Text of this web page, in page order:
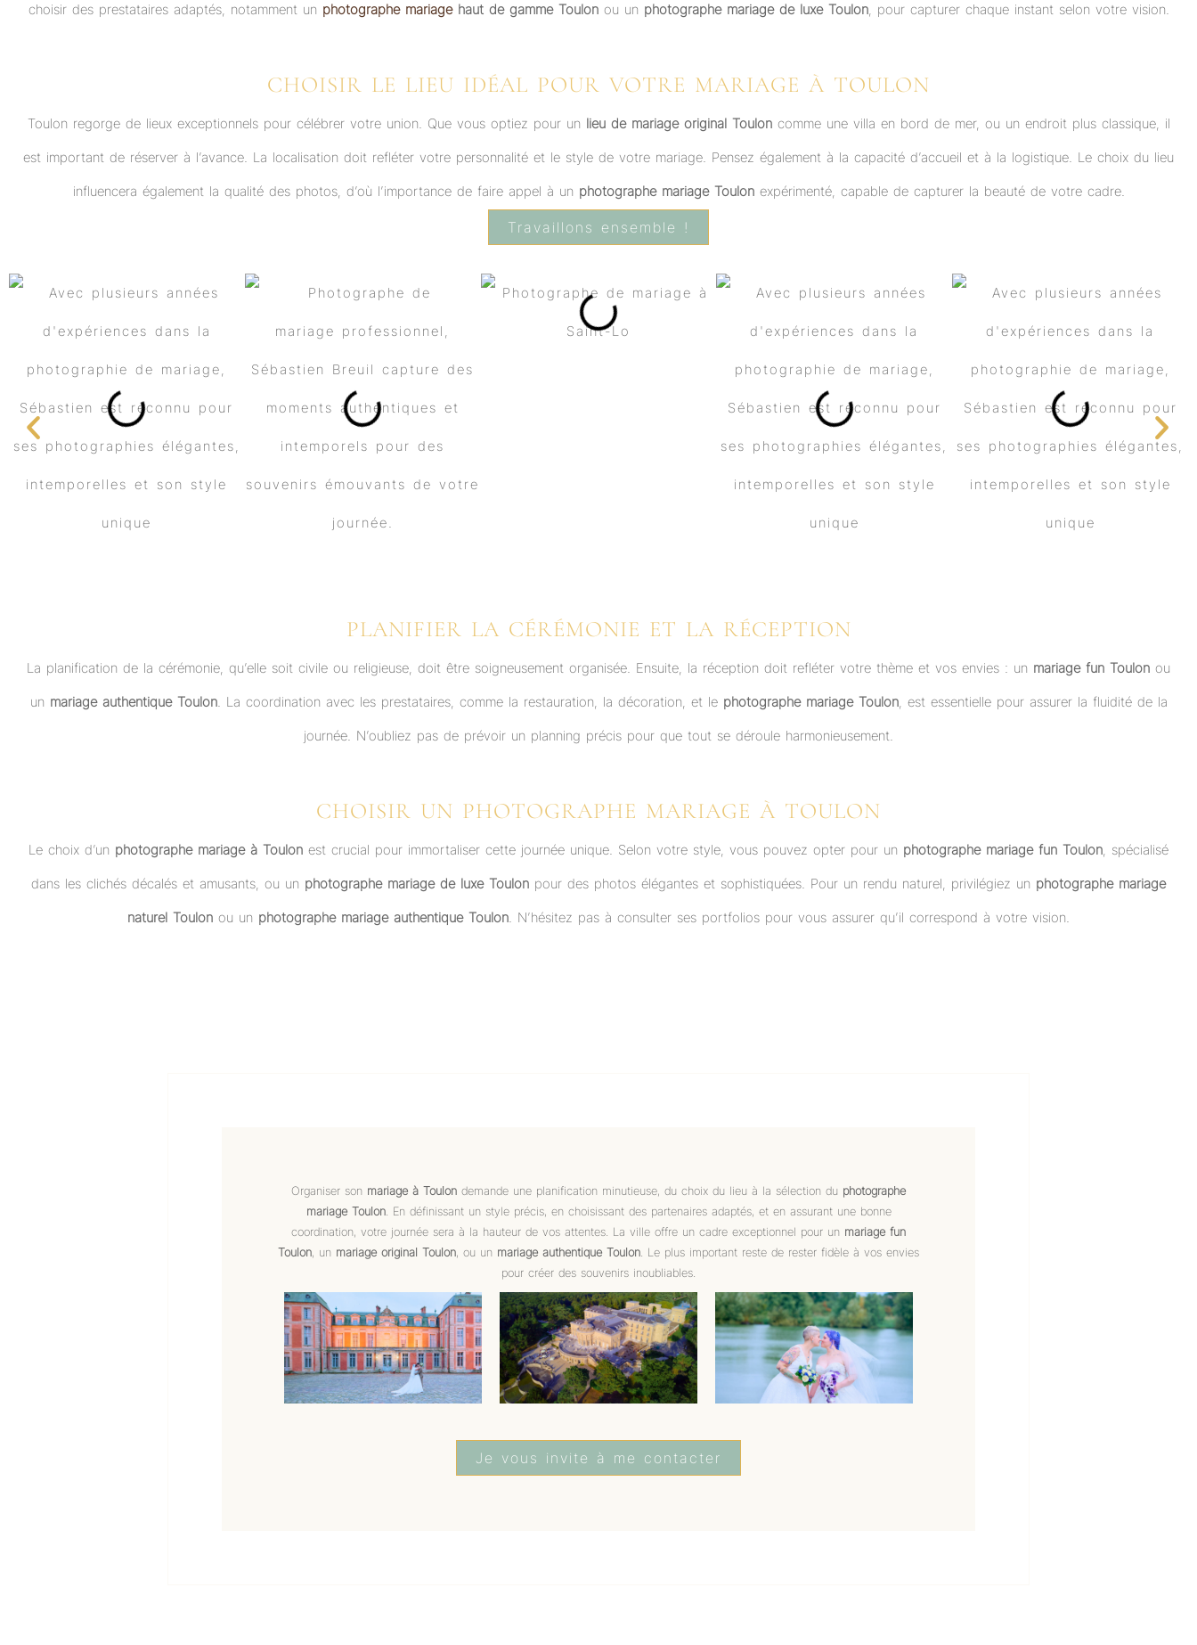
choisir des prestataires adaptés, notamment un photographe mariagehaut de gamme Toulonou un photographe mariage de luxe Toulon, pour capturer chaque instant selon votre vision.
CHOISIR LE LIEU IDÉAL POUR VOTRE MARIAGE À TOULON
Toulon regorge de lieux exceptionnels pour célébrer votre union. Que vous optiez pour un lieu de mariage original Touloncomme une villa en bord de mer, ou un endroit plus classique, il
est important de réserver à l’avance. La localisation doit refléter votre personnalité et le style de votre mariage. Pensez également à la capacité d’accueil et à la logistique. Le choix du lieu
influencera également la qualité des photos, d’où l’importance de faire appel à un photographe mariage Toulonexpérimenté, capable de capturer la beauté de votre cadre.
Travaillons ensemble !
PLANIFIER LA CÉRÉMONIE ET LA RÉCEPTION
La planification de la cérémonie, qu’elle soit civile ou religieuse, doit être soigneusement organisée. Ensuite, la réception doit refléter votre thème et vos envies : un mariage fun Toulon ou
un mariage authentique Toulon. La coordination avec les prestataires, comme la restauration, la décoration, et le photographe mariage Toulon, est essentielle pour assurer la fluidité de la
journée. N’oubliez pas de prévoir un planning précis pour que tout se déroule harmonieusement.
CHOISIR UN PHOTOGRAPHE MARIAGE À TOULON
Le choix d’un photographe mariage à Toulon est crucial pour immortaliser cette journée unique. Selon votre style, vous pouvez opter pour un photographe mariage fun Toulon, spécialisé
dans les clichés décalés et amusants, ou un photographe mariage de luxe Toulon pour des photos élégantes et sophistiquées. Pour un rendu naturel, privilégiez un photographe mariage
naturel Toulon ou un photographe mariage authentique Toulon. N’hésitez pas à consulter ses portfolios pour vous assurer qu’il correspond à votre vision.
Organiser son mariage à Toulon demande une planification minutieuse, du choix du lieu à la sélection du photographe
mariage Toulon. En définissant un style précis, en choisissant des partenaires adaptés, et en assurant une bonne
coordination, votre journée sera à la hauteur de vos attentes. La ville offre un cadre exceptionnel pour un mariage fun
Toulon, un mariage original Toulon, ou un mariage authentique Toulon. Le plus important reste de rester fidèle à vos envies
pour créer des souvenirs inoubliables.
Je vous invite à me contacter